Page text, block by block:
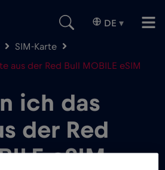
DE ▾
SIM-Karte
aus der Red Bull MOBILE eSIM
ich das
der Red
eSIM